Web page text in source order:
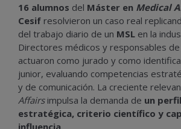
16 alumnos del Máster en Medical
Cesif resolvieron un caso real
del trabajo diario de un MSL en la
Directores médicos y responsables de
actuaron como jurado y como
junior, evaluando competencias
y de comunicación. La creciente
Affairsimpulsa la demanda de un
estratégica, criterio científico y
influencia.